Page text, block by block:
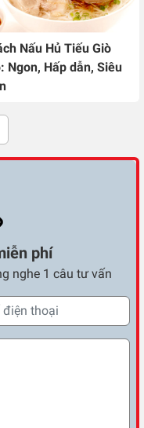
Nấu Hủ Tiếu Giò
Ngon, Hấp dẫn, Siêu
phí
nghe 1 câu tư vấn